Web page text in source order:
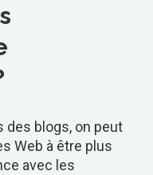
des blogs, on peut
Web à être plus
avec les